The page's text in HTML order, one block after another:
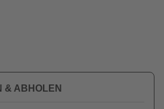
& ABHOLEN